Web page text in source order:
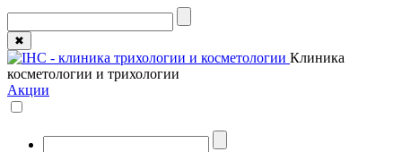
✖
Клиника
косметологии и трихологии
Акции